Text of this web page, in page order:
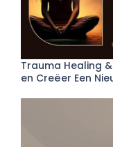
Trauma Healing
en Creëer Een